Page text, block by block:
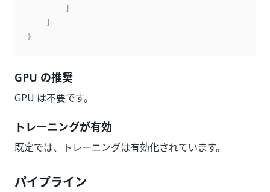
]
]
}
GPU の推奨
GPU は不要です。
トレーニングが有効
既定では、トレーニングは有効化されています。
パイプライン